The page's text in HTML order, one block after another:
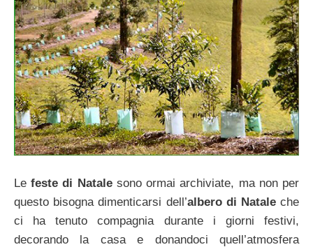
Lefeste di Natalesono ormai archiviate, ma non per
questo bisogna dimenticarsi dell’albero di Nataleche
ci ha tenuto compagnia durante i giorni festivi,
decorando la casa e donandoci quell’atmosfera